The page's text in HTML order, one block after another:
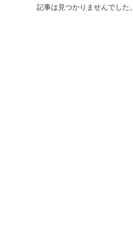
記事は見つかりませんでした。